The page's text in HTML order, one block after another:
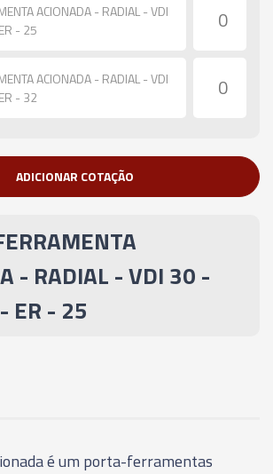
ACIONADA - RADIAL - VDI
- 25
ACIONADA - RADIAL - VDI
- 32
ADICIONAR COTAÇÃO
- RADIAL - VDI 30 -
ER - 25
é um porta-ferramentas